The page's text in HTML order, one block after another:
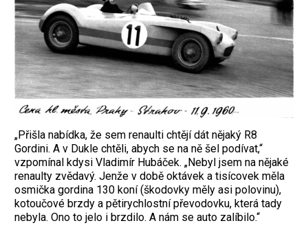
„Přišla nabídka, že sem renaulti chtějí dát nějaký R8
Gordini. A v Dukle chtěli, abych se na ně šel podívat,“
vzpomínal kdysi Vladimír Hubáček. „Nebyl jsem na nějaké
renaulty zvědavý. Jenže v době oktávek a tisícovek měla
osmička gordina 130 koní (škodovky měly asi polovinu),
kotoučové brzdy a pětirychlostní převodovku, která tady
nebyla. Ono to jelo i brzdilo. A nám se auto zalíbilo.“